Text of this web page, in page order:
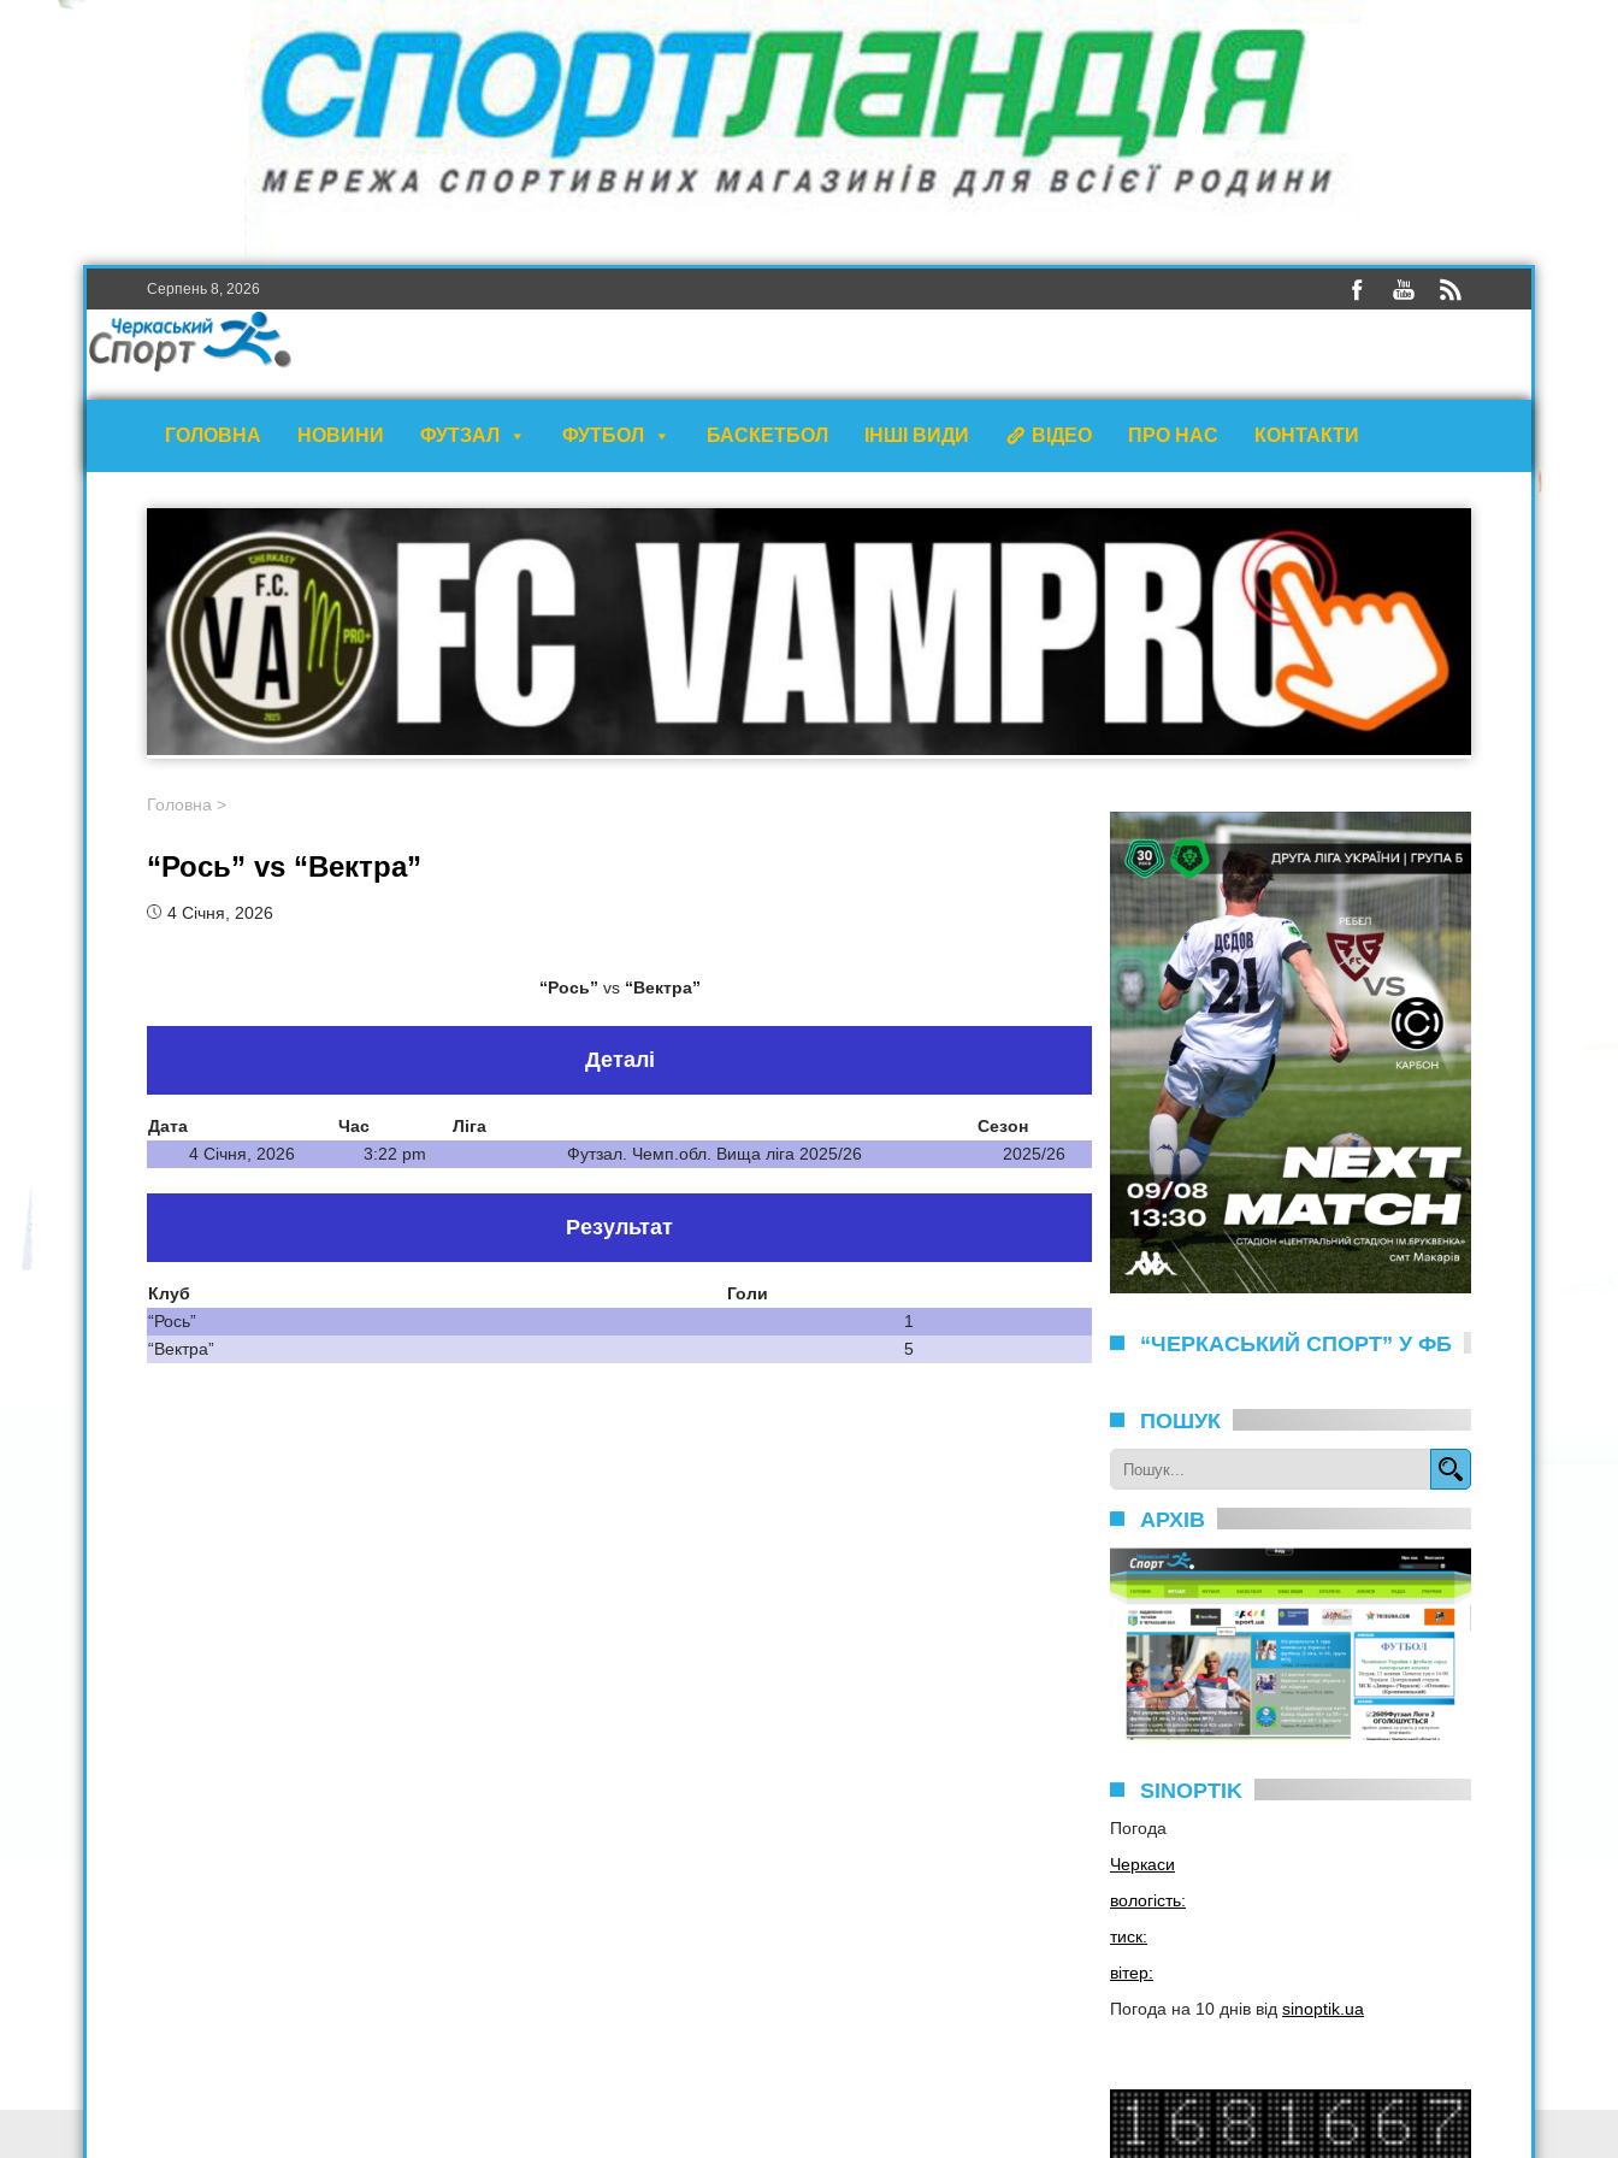
Серпень 8, 2026
ГОЛОВНА НОВИНИ ФУТЗАЛ ФУТБОЛ БАСКЕТБОЛ ІНШІ ВИДИ ВІДЕО ПРО НАС КОНТАКТИ
Головна >
“Рось” vs “Вектра”
4 Січня, 2026
“Рось” vs “Вектра”
Деталі
Дата Час Ліга
Сезон
4 Січня, 2026
3:22 pm Футзал. Чемп.обл. Вища ліга 2025/26 2025/26
Результат
Клуб
Голи
“Рось”
1
“Вектра”
5 “ЧЕРКАСЬКИЙ СПОРТ” У ФБ
ПОШУК
АРХІВ
SINOPTIK
Погода
Черкаси
вологість:
тиск:
вітер:
Погода на 10 днів від sinoptik.ua